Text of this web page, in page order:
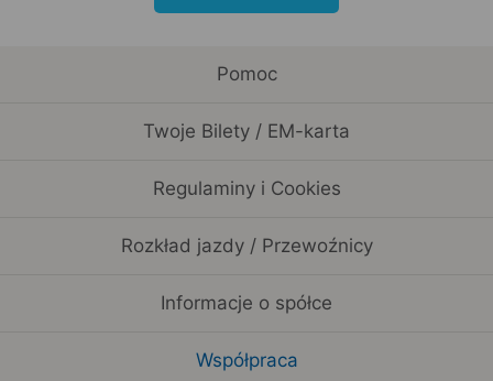
Pomoc
Twoje Bilety / EM-karta
Regulaminy i Cookies
Rozkład jazdy / Przewoźnicy
Informacje o spółce
Współpraca